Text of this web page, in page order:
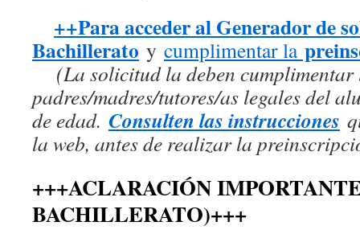
++Para acceder al Generador de
Bachillerato y cumplimentar la
(La solicitud la deben cumplimentar
padres/madres/tutores/as legales del
de edad. Consulten las instrucciones
la web, antes de realizar la
+++ACLARACIÓN
BACHILLERATO)+++